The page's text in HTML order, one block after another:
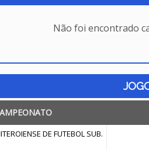
Não foi encontrado
DE FUTEBOL SUB.